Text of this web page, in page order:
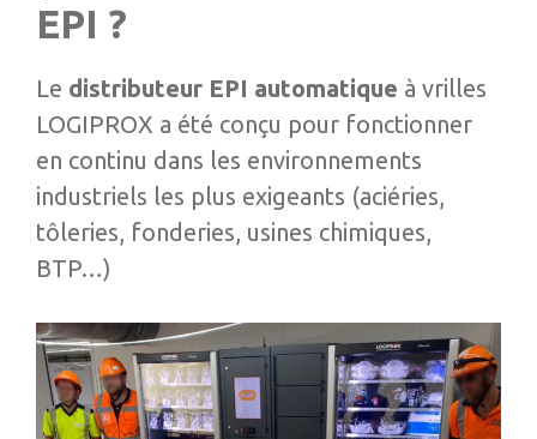
EPI ?
Le distributeur EPI automatique à vrilles
LOGIPROX a été conçu pour fonctionner
en continu dans les environnements
industriels les plus exigeants (aciéries,
tôleries, fonderies, usines chimiques,
BTP…)